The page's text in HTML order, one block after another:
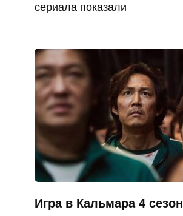
сериала показали
Игра в Кальмара 4 сезон